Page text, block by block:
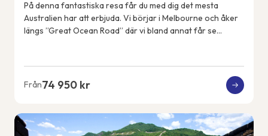
På denna fantastiska resa får du med dig det mesta
Australien har att erbjuda. Vi börjar i Melbourne och åker
längs ”Great Ocean Road” där vi bland annat får se
Från74 950 kr